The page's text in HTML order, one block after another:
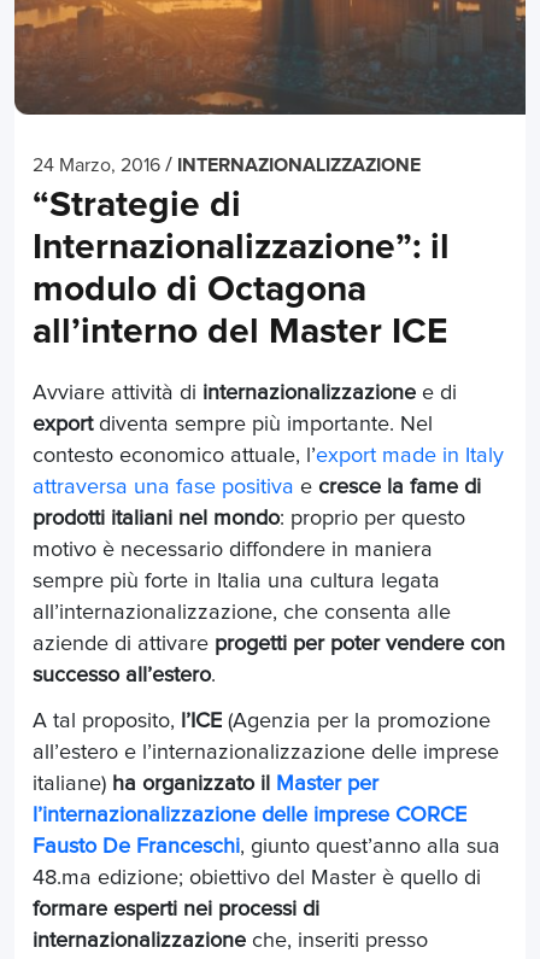
24 Marzo, 2016 / INTERNAZIONALIZZAZIONE
“Strategie di
Internazionalizzazione”: il
modulo di Octagona
all’interno del Master ICE
Avviare attività di internazionalizzazione e di
exportdiventa sempre più importante. Nel
contesto economico attuale, l’export made in Italy
attraversa una fase positiva e cresce la fame di
prodotti italiani nel mondo: proprio per questo
motivo è necessario diffondere in maniera
sempre più forte in Italia una cultura legata
all’internazionalizzazione, che consenta alle
aziende di attivare progetti per poter vendere con
successo all’estero.
A tal proposito, l’ ICE (Agenzia per la promozione
all’estero e l’internazionalizzazione delle imprese
italiane) ha organizzato il
Master per
l’internazionalizzazione delle imprese CORCE
Fausto De Franceschi, giunto quest’anno alla sua
48.ma edizione; obiettivo del Master è quello di
formare esperti nei processi di
internazionalizzazione che, inseriti presso